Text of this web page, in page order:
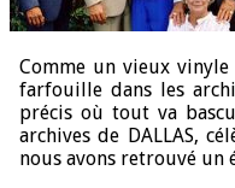
Comme un vieux
farfouille dans les
précis où tout va
archives de DALLAS,
nous avons retrouvé un